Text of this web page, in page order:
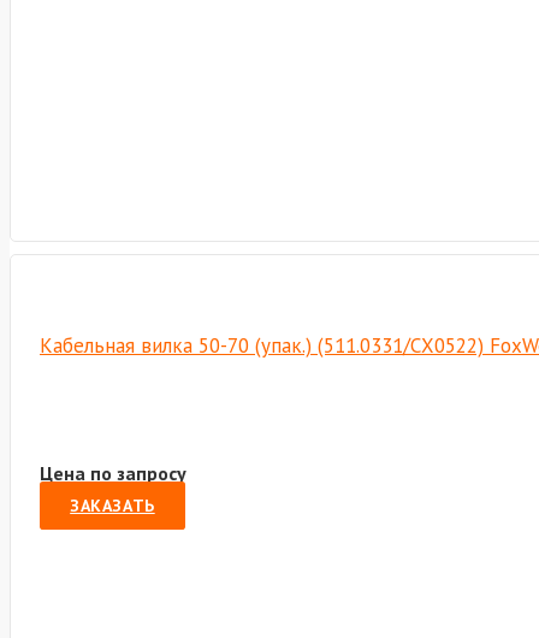
Кабельная вилка 50-70 (упак.) (511.0331/СХ0522)
Цена по запросу
ЗАКАЗАТЬ